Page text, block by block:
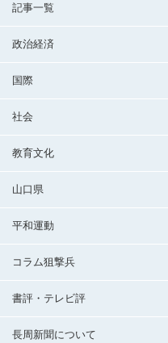
記事一覧
政治経済
国際
社会
教育文化
山口県
平和運動
コラム狙撃兵
書評・テレビ評
長周新聞について